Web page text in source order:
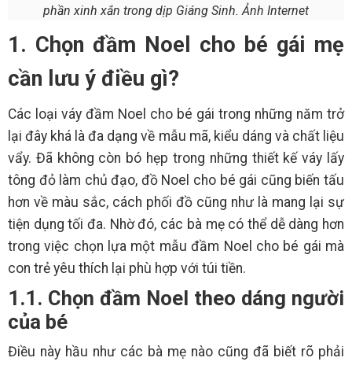
phần xinh xắn trong dịp Giáng Sinh. Ảnh Internet
1. Chọn đầm Noel cho bé gái mẹ
cần lưu ý điều gì?
Các loại váy đầm Noel cho bé gái trong những năm trở
lại đây khá là đa dạng về mẫu mã, kiểu dáng và chất liệu
vẩy. Đã không còn bó hẹp trong những thiết kế váy lấy
tông đỏ làm chủ đạo, đồ Noel cho bé gái cũng biến tấu
hơn về màu sắc, cách phối đồ cũng như là mang lại sự
tiện dụng tối đa. Nhờ đó, các bà mẹ có thể dễ dàng hơn
trong việc chọn lựa một mẫu đầm Noel cho bé gái mà
con trẻ yêu thích lại phù hợp với túi tiền.
1.1. Chọn đầm Noel theo dáng người
của bé
Điều này hầu như các bà mẹ nào cũng đã biết rõ phải